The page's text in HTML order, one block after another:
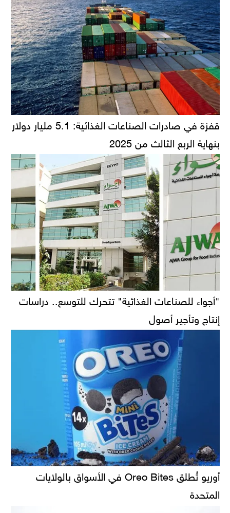
قفزة في صادرات الصناعات الغذائية: 5.1 مليار دولار
بنهاية الربع الثالث من 2025
"أجواء للصناعات الغذائية" تتحرك للتوسع.. دراسات
إنتاج وتأجير أصول
أوريو تُطلق Oreo Bites في الأسواق بالولايات
المتحدة